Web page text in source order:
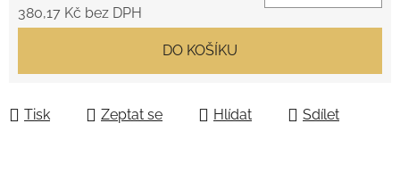
380,17 Kč bez DPH
DO KOŠÍKU
Tisk Zeptat se Hlídat Sdílet